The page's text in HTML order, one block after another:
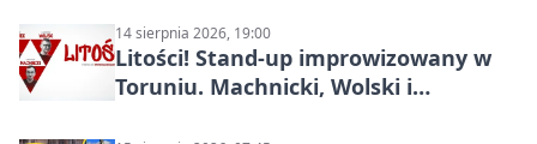
14 sierpnia 2026, 19:00
Litości! Stand-up improwizowany w
Toruniu. Machnicki, Wolski i